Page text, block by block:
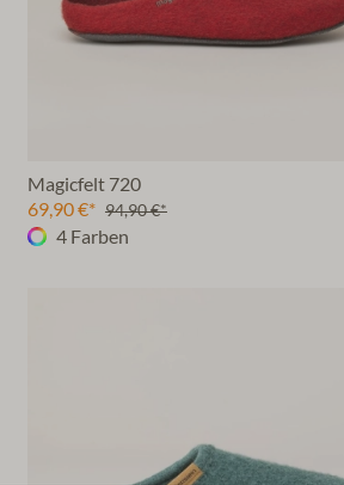
Magicfelt 720
69,90 €* 94,90 €*
4 Farben